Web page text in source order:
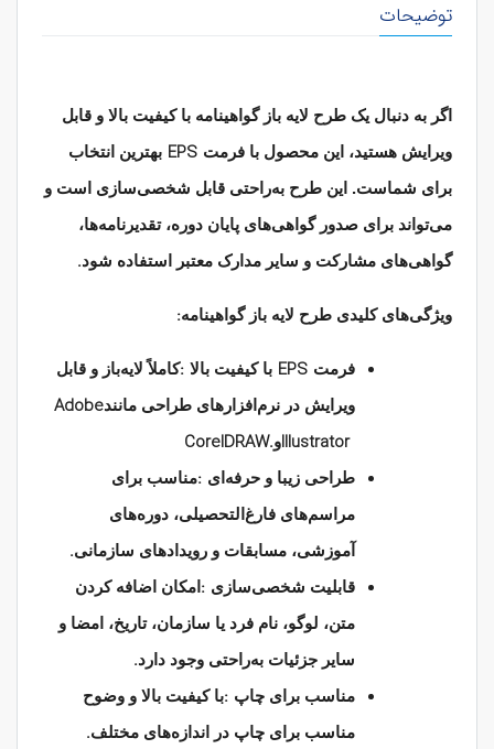
توضیحات
اگر به دنبال یک طرح لایه باز گواهینامه با کیفیت بالا و قابل
ویرایش هستید، این محصول با فرمت EPS بهترین انتخاب
برای شماست. این طرح به‌راحتی قابل شخصی‌سازی است و
می‌تواند برای صدور گواهی‌های پایان دوره، تقدیرنامه‌ها،
گواهی‌های مشارکت و سایر مدارک معتبر استفاده شود.
ویژگی‌های کلیدی طرح لایه باز گواهینامه:
فرمت EPS با کیفیت بالا :کاملاً لایه‌باز و قابل
ویرایش در نرم‌افزارهای طراحی مانندAdobe
IllustratorوCorelDRAW.
طراحی زیبا و حرفه‌ای :مناسب برای
مراسم‌های فارغ‌التحصیلی، دوره‌های
آموزشی، مسابقات و رویدادهای سازمانی.
قابلیت شخصی‌سازی : امکان اضافه کردن
متن، لوگو، نام فرد یا سازمان، تاریخ، امضا و
سایر جزئیات به‌راحتی وجود دارد.
مناسب برای چاپ :با کیفیت بالا و وضوح
مناسب برای چاپ در اندازه‌های مختلف.